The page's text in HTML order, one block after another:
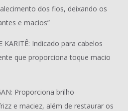
dos fios, deixando os
e macios”
KARITÊ: Indicado para cabelos
que proporciona toque macio
Proporciona brilho
e maciez, além de restaurar os